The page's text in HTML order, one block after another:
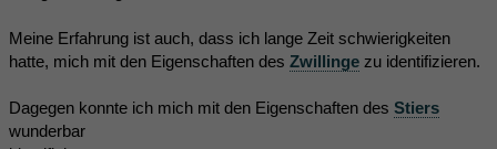
Meine Erfahrung ist auch, dass ich lange Zeit schwierigkeiten
hatte, mich mit den Eigenschaften des Zwillinge zu identifizieren.
Dagegen konnte ich mich mit den Eigenschaften des Stiers
wunderbar